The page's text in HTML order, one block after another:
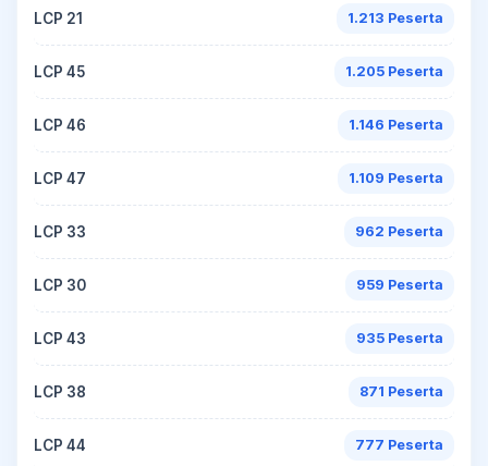
LCP 21 1.213 Peserta
LCP 45 1.205 Peserta
LCP 46 1.146 Peserta
LCP 47 1.109 Peserta
LCP 33 962 Peserta
LCP 30 959 Peserta
LCP 43 935 Peserta
LCP 38 871 Peserta
LCP 44 777 Peserta